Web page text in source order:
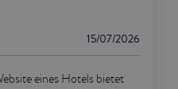
15/07/2026
eines Hotels bietet